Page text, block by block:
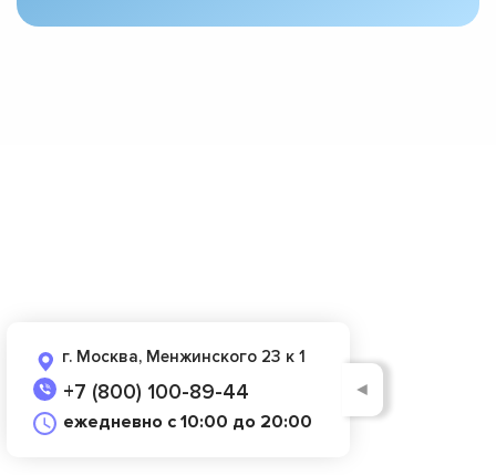
г. Москва, Менжинского 23 к 1
+7 (800) 100-89-44
ежедневно с 10:00 до 20:00
◄